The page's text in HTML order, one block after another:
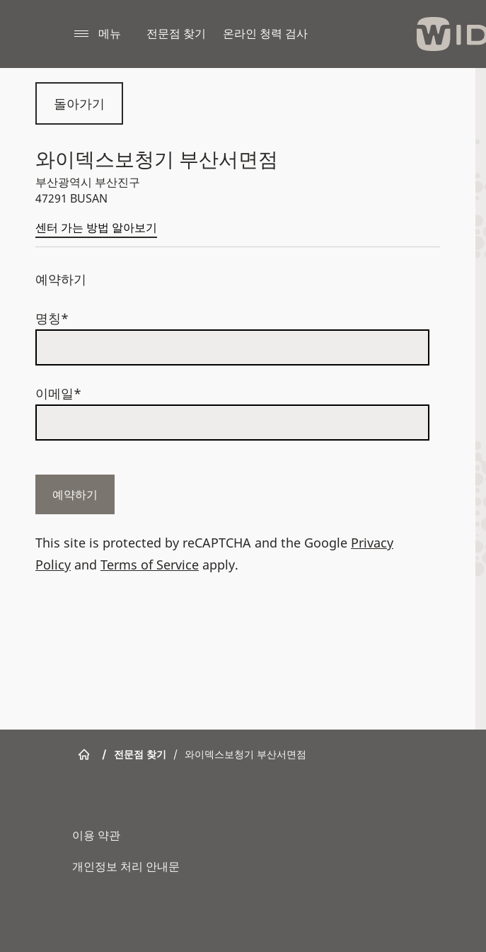
메뉴 전문점 찾기 온라인 청력 검사
돌아가기
와이덱스보청기 부산서면점
부산광역시 부산진구
47291 BUSAN
센터 가는 방법 알아보기
예약하기
명칭*
이메일*
This site is protected by reCAPTCHA and the Google Privacy
Policy and Terms of Service apply.
/ 전문점 찾기 / 와이덱스보청기 부산서면점
이용 약관
개인정보 처리 안내문